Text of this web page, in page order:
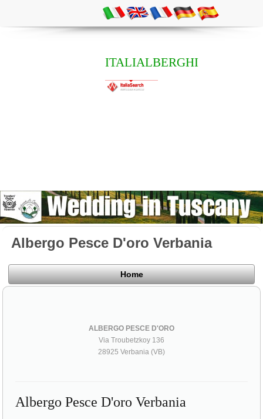
ITALIALBERGHI
Albergo Pesce D'oro Verbania
Home
ALBERGO PESCE D'ORO
Via Troubetzkoy 136
28925 Verbania (VB)
Albergo Pesce D'oro Verbania